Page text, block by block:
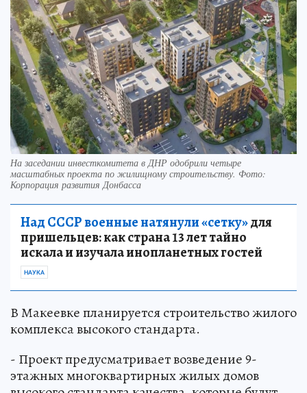
На заседании инвесткомитета в ДНР одобрили четыре
масштабных проекта по жилищному строительству. Фото:
Корпорация развития Донбасса
Над СССР военные натянули «сетку»для
пришельцев: как страна 13 лет тайно
искала и изучала инопланетных гостей
НАУКА
В Макеевке планируется строительство жилого
комплекса высокого стандарта.
- Проект предусматривает возведение 9-
этажных многоквартирных жилых домов